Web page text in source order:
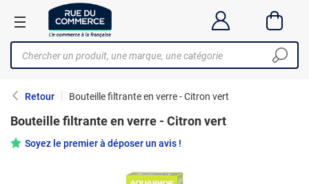
Retour Bouteille filtrante en verre - Citron vert
Bouteille filtrante en verre - Citron vert
Soyez le premier à déposer un avis !